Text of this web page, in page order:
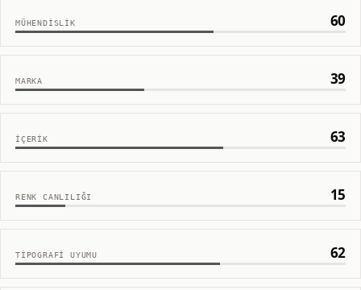
MÜHENDISLIK 60
MARKA 39
İÇERIK 63
RENK CANLILIĞI 15
TIPOGRAFI UYUMU 62